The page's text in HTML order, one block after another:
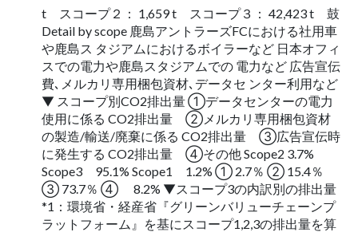
t スコープ２： 1,659 t スコープ３： 42,423 t ⿎
Detail by scope ⿅島アントラーズFCにおける社⽤⾞
や⿅島ス タジアムにおけるボイラーなど ⽇本オフィ
スでの電⼒や⿅島スタジアムでの 電⼒など 広告宣伝
費､メルカリ専⽤梱包資材､データセ ンター利⽤など
▼ スコープ別CO2排出量 ①データセンターの電⼒
使⽤に係る CO2排出量 ②メルカリ専⽤梱包資材
の製造/輸送/廃棄に係る CO2排出量 ③広告宣伝時
に発⽣する CO2排出量 ④その他 Scope2 3.7%
Scope3 95.1% Scope1 1.2% ① 2.7％ ② 15.4％
③ 73.7％ ④ 8.2% ▼スコープ3の内訳別の排出量
*1：環境省・経産省『グリーンバリューチェーンプ
ラットフォーム』を基にスコープ1,2,3の排出量を算